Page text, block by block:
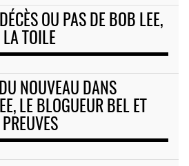
OU PAS DE BOB LEE,
LA TOILE
NOUVEAU DANS
LE BLOGUEUR BEL ET